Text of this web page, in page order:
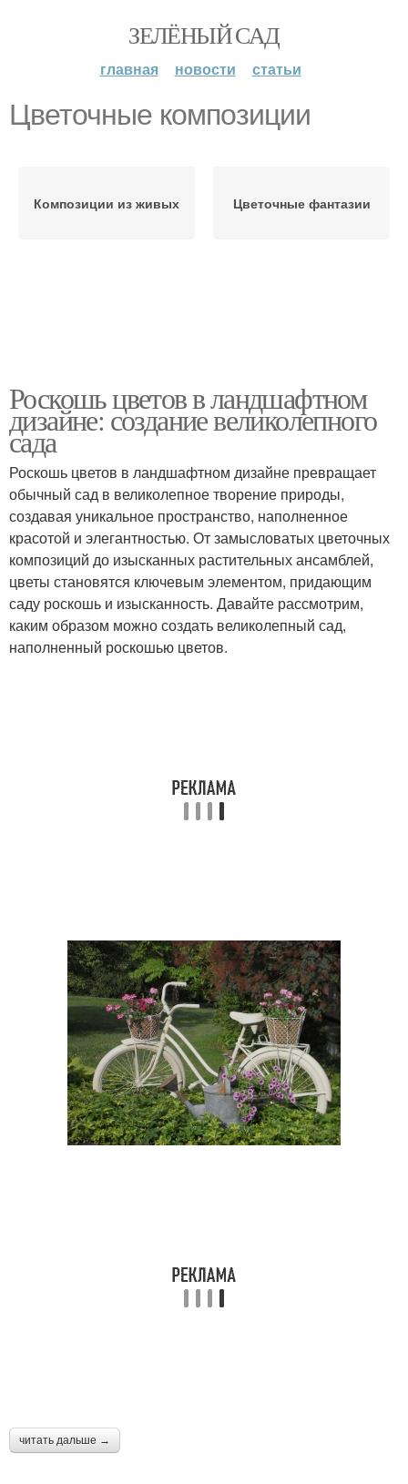
ЗЕЛЁНЫЙ САД
главная новости статьи
Цветочные композиции
Композиции из живых Цветочные фантазии
Роскошь цветов в ландшафтном
дизайне: создание великолепного
сада
Роскошь цветов в ландшафтном дизайне превращает
обычный сад в великолепное творение природы,
создавая уникальное пространство, наполненное
красотой и элегантностью. От замысловатых цветочных
композиций до изысканных растительных ансамблей,
цветы становятся ключевым элементом, придающим
саду роскошь и изысканность. Давайте рассмотрим,
каким образом можно создать великолепный сад,
наполненный роскошью цветов.
читать дальше →